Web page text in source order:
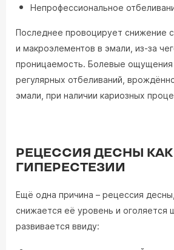
Непрофессиональное
Последнее провоцирует снижение
и макроэлементов в эмали, из-за
проницаемость. Болевые ощущения
регулярных отбеливаний,
эмали, при наличии кариозных
РЕЦЕССИЯ ДЕСНЫ
ГИПЕРЕСТЕЗИИ
Ещё одна причина – рецессия
снижается её уровень и оголяется
развивается ввиду: